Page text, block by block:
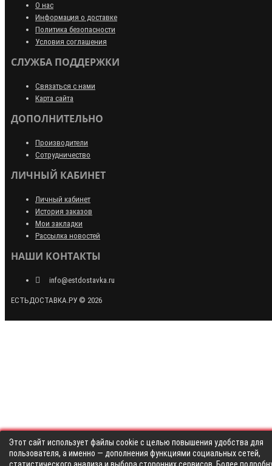
О нас
Информация о доставке
Политика безопасности
Условия соглашения
СЛУЖБА ПОДДЕРЖКИ
Связаться с нами
Карта сайта
ДОПОЛНИТЕЛЬНО
Производители
Сотрудничество
ЛИЧНЫЙ КАБИНЕТ
Личный кабинет
История заказов
Мои закладки
Рассылка новостей
НАШИ КОНТАКТЫ
info@estdostavka.ru
ЕСТЬДОСТАВКА.РУ © 2026
Этот сайт использует файлы cookie с целью повышения удобства для
пользователя, а именно — дополнения функциями социальных сетей,